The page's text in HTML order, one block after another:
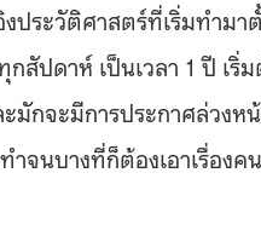
ประวัติศาสตร์ที่เริ่มทำม
สัปดาห์ เป็นเวลา 1 ปี เ
กจะมีการประกาศล่วงห
จนบางที่ก็ต้องเอาเรื่อง